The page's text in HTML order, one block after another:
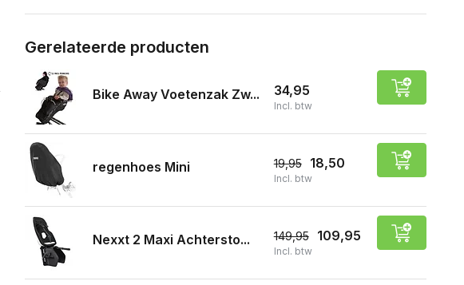
Gerelateerde producten
Bike Away Voetenzak Zw... 34,95
Incl. btw
regenhoes Mini 19,95 18,50
Incl. btw
Nexxt 2 Maxi Achtersto... 149,95 109,95
Incl. btw